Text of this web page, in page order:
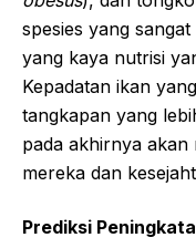
spesies yang
yang kaya nutrisi
Kepadatan ikan
tangkapan yang
pada akhirnya akan
mereka dan
Prediksi